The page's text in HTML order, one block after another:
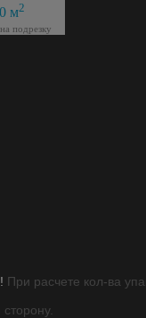
0 м2
подрезку
При расчете кол-ва